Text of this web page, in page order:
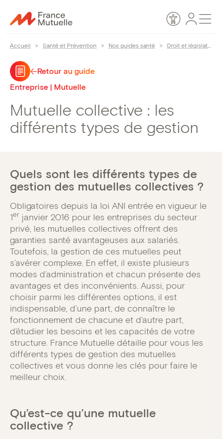
au
Accessibilité
Espace
Accueil > Santé et Prévention > Nos guides santé > Droit et législation
Retour au guide
Entreprise | Mutuelle
Mutuelle collective : les
différents types de gestion
Quels sont les différents types de
gestion des mutuelles collectives ?
Obligatoires depuis la loi ANI entrée en vigueur le
1er janvier 2016 pour les entreprises du secteur
privé, les mutuelles collectives offrent des
garanties santé avantageuses aux salariés.
Toutefois, la gestion de ces mutuelles peut
s’avérer complexe. En effet, il existe plusieurs
modes d’administration et chacun présente des
avantages et des inconvénients. Aussi, pour
choisir parmi les différentes options, il est
indispensable, d’une part, de connaître le
fonctionnement de chacune et d’autre part,
d’étudier les besoins et les capacités de votre
structure. France Mutuelle détaille pour vous les
différents types de gestion des mutuelles
collectives et vous donne les clés pour faire le
meilleur choix.
Qu’est-ce qu’une mutuelle
collective ?